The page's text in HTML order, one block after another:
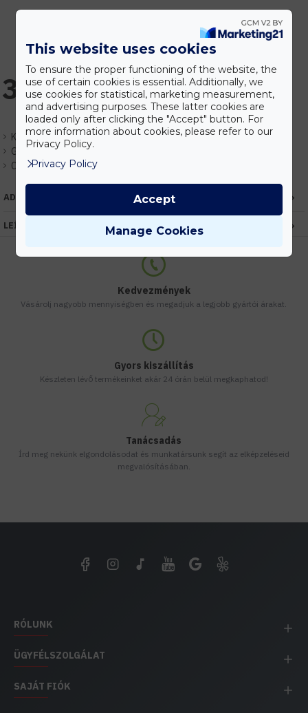
Készlet: Rendelhető
Gyártó: Elmark
Cikkszám:EH99XLED310
3.766 Ft
ADATOK
LEÍRÁS
Kedvezmények
Vásárolj nagyobb mennyiségben és megadjuk a legjobb gyártói árakat.
Gyors kiszállítás
Készleten lévő termékeinket akár 24 órán belül megkaphatod!
Tanácsadás
Írd meg nekünk elgondolásodat és munkatársunk segít az elképzeléseid
megvalósításában.
RÓLUNK
ÜGYFÉLSZOLGÁLAT
SAJÁT FIÓK
This website uses cookies
To ensure the proper functioning of the website, the
use of certain cookies is essential. Additionally, we
use cookies for statistical, marketing measurement,
and advertising purposes. These latter cookies are
loaded only after clicking the "Accept" button. For
more information about cookies, please refer to our
Privacy Policy.
Privacy Policy
Manage Cookies
Accept